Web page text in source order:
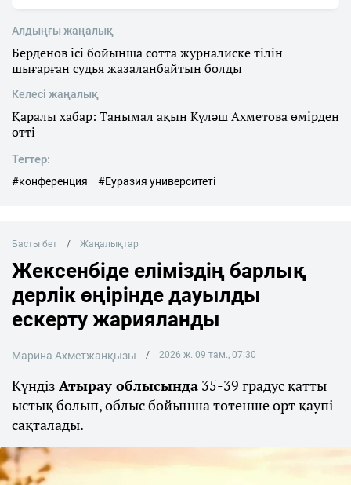
Алдыңғы жаңалық
Берденов ісі бойынша сотта журналиске тілін
шығарған судья жазаланбайтын болды
Келесі жаңалық
Қаралы хабар: Танымал ақын Күләш Ахметова өмірден
өтті
Тегтер:
#конференция #Еуразия университеті
Басты бет Жаңалықтар
Жексенбіде еліміздің барлық
дерлік өңірінде дауылды
ескерту жарияланды
Марина Ахметжанқызы 2026 ж. 09 там., 07:30
Күндіз Атырау облысында 35-39 градус қатты
ыстық болып, облыс бойынша төтенше өрт қаупі
сақталады.